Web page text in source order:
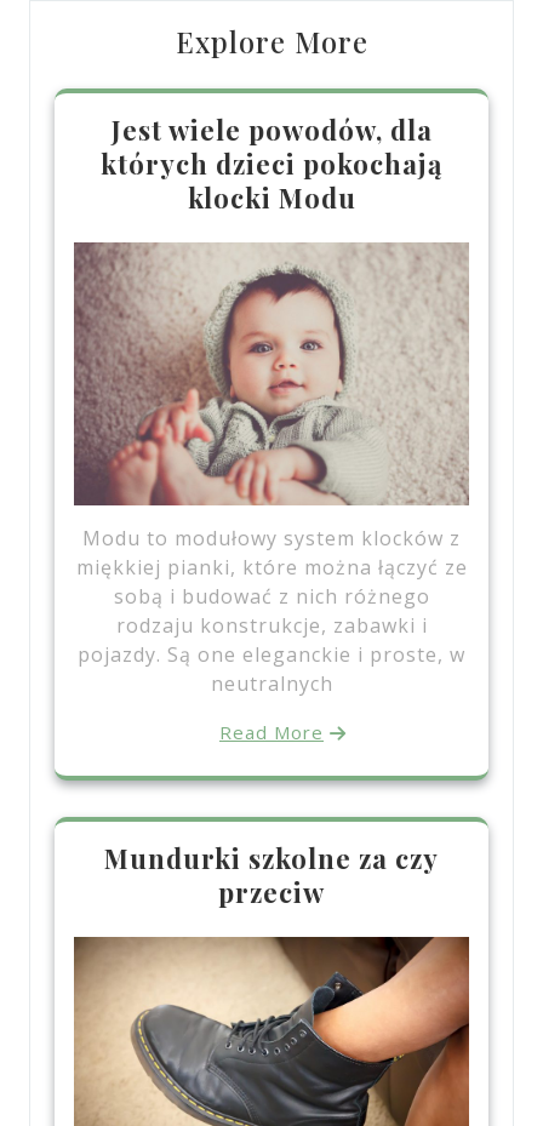
Explore More
Jest wiele powodów, dla
których dzieci pokochają
klocki Modu
Modu to modułowy system klocków z
miękkiej pianki, które można łączyć ze
sobą i budować z nich różnego
rodzaju konstrukcje, zabawki i
pojazdy. Są one eleganckie i proste, w
neutralnych
Read More
Mundurki szkolne za czy
przeciw